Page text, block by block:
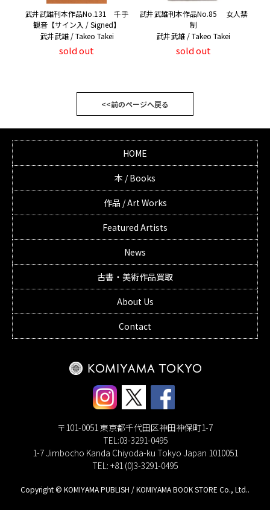
武井武雄刊本作品No.131 千手
観音【サイン入 / Signed】
武井武雄 / Takeo Takei
sold out
武井武雄刊本作品No.85 女人禁
制
武井武雄 / Takeo Takei
sold out
<<前のページへ戻る
HOME
本 / Books
作品 / Art Works
Featured Artists
News
古書・美術作品買取
About Us
Contact
〒101-0051 東京都千代田区神田神保町1-7
TEL:03-3291-0495
1-7 Jimbocho Kanda Chiyoda-ku Tokyo Japan 1010051
TEL: +81 (0)3-3291-0495
Copyright © KOMIYAMA PUBLISH / KOMIYAMA BOOK STORE Co., Ltd..